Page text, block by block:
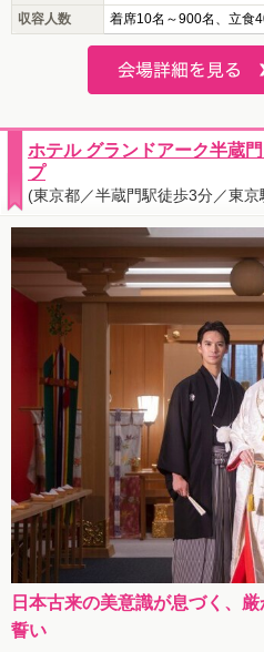
収容人数
着席10名～900名、立食
ホテル グランドアーク半蔵
プ
(東京都／半蔵門駅徒歩3分／東
日本古来の美意識が息づく、
誓い